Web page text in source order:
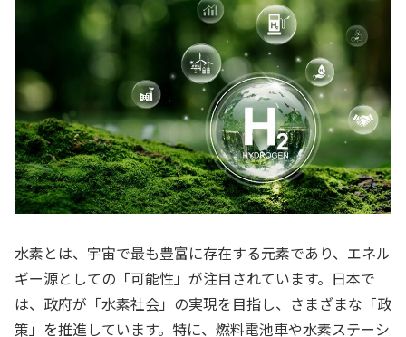
水素とは、宇宙で最も豊富に存在する元素であり、エネル
ギー源としての「可能性」が注目されています。日本で
は、政府が「水素社会」の実現を目指し、さまざまな「政
策」を推進しています。特に、燃料電池車や水素ステーシ